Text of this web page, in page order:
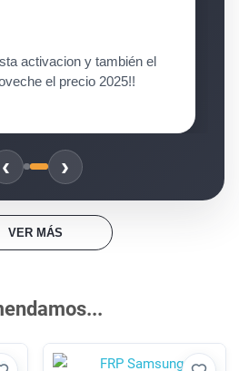
activacion y también el
el precio 2025!!
‹ ›
VER MÁS